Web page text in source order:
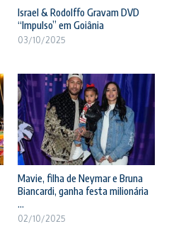
Israel & Rodolffo Gravam DVD
“Impulso” em Goiânia
03/10/2025
Mavie, filha de Neymar e Bruna
Biancardi, ganha festa milionária
...
02/10/2025